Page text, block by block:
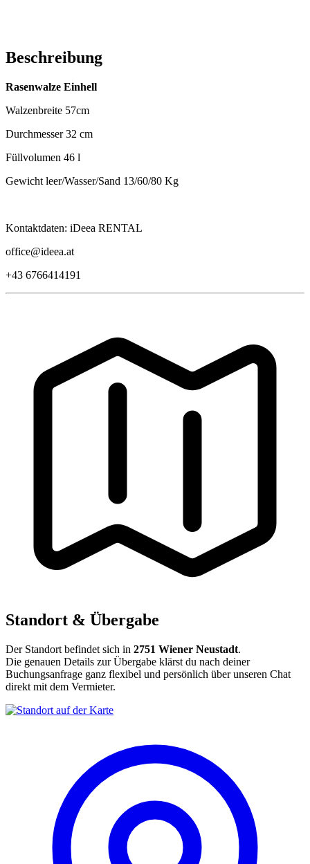
Beschreibung
Rasenwalze Einhell
Walzenbreite 57cm
Durchmesser 32 cm
Füllvolumen 46 l
Gewicht leer/Wasser/Sand 13/60/80 Kg
Kontaktdaten: iDeea RENTAL
office@ideea.at
+43 6766414191
Standort & Übergabe
Der Standort befindet sich in 2751 Wiener Neustadt.
Die genauen Details zur Übergabe klärst du nach deiner
Buchungsanfrage ganz flexibel und persönlich über unseren Chat
direkt mit dem Vermieter.